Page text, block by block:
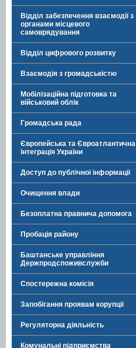
Відділ забезпечення взаємодії з
органами місцевого
самоврядування
Відділ цифрового розвитку
Взаємодія з громадськістю
Мобілізаційна підготовка та
військовий облік
Громадська рада
Європейська та Євроатлантична
інтеграція України
Доступ до публічної інформації
Очищення влади
Безоплатна правнича допомога
Пробація району
Баштанське управління
Держпродспоживслужби
Спостережна комісія
Запобігання проявам корупції
Регуляторна діяльність
Комунальні підприємства